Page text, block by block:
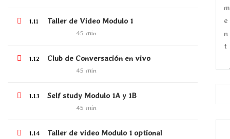
1.11 Taller de Video Modulo 1
45 min
1.12 Club de Conversación en vivo
45 min
1.13 Self study Modulo 1A y 1B
45 min
1.14 Taller de video Modulo 1 optional
WhatsApp: +573229015635
info@tellmetheway.online